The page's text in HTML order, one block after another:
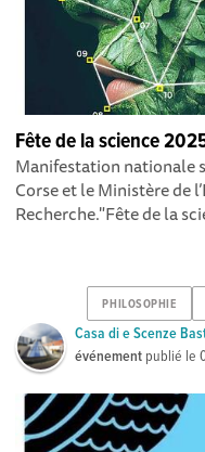
Fête de la science
Manifestation nationale
Corse et le Ministère de
Recherche."Fête de la
PHILOSOPHIE
Casa di e Scenze
événement publié le